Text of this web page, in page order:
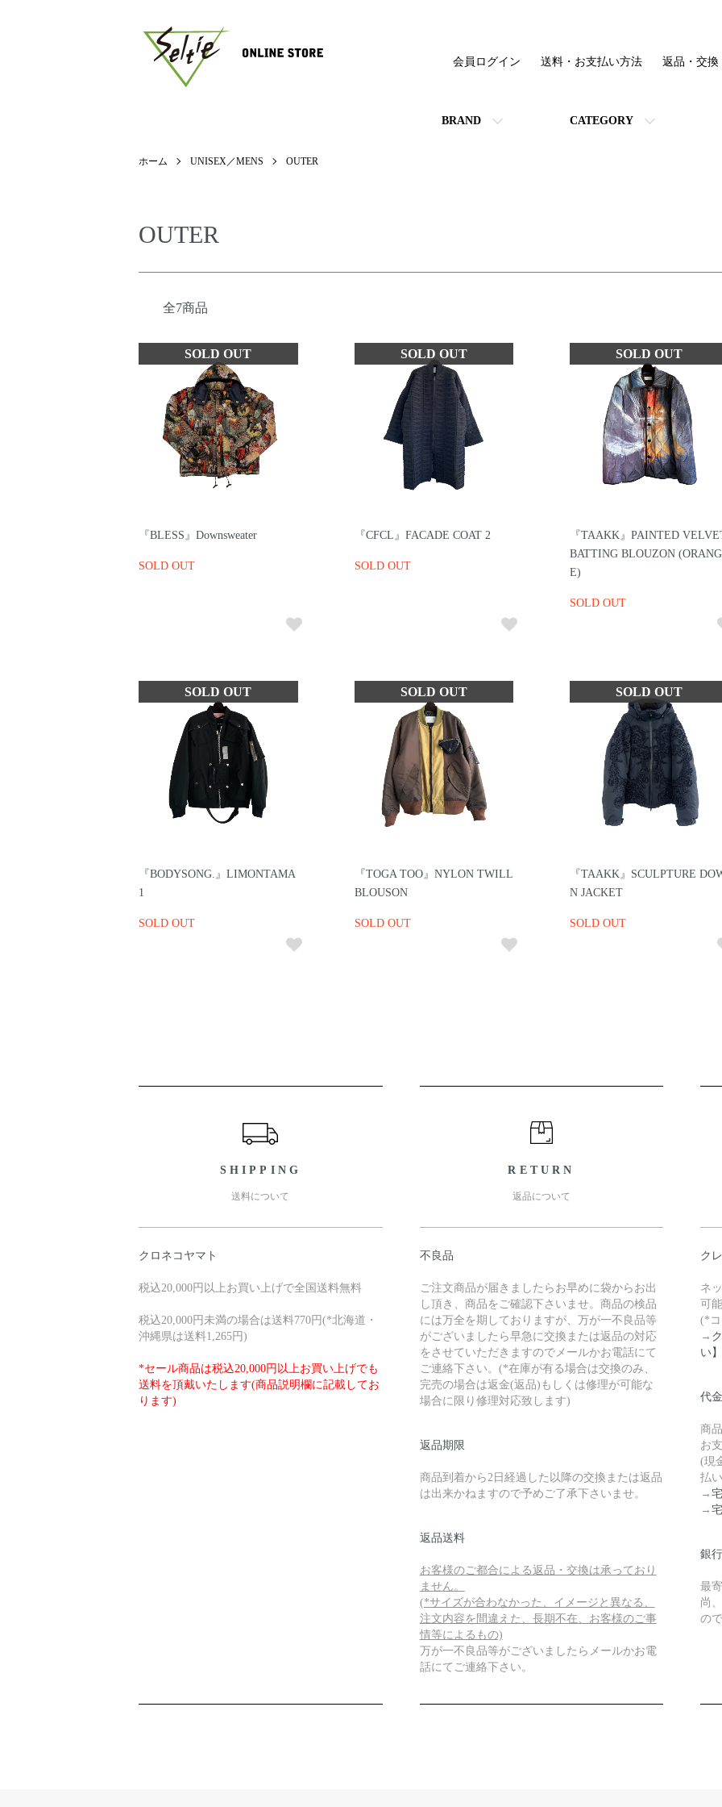
BRAND CATEGORY
会員ログイン 送料・お支払い方法 返品・交換
ホーム UNISEX／MENS OUTER
OUTER
全7商品
『BLESS』Downsweater
SOLD OUT
『CFCL』FACADE COAT 2
SOLD OUT
『TAAKK』PAINTED
BATTING BLOUZON (ORANG
E)
SOLD OUT
『BODYSONG.』LIMONTAMA
1
SOLD OUT
『TOGA TOO』NYLON TWILL
BLOUSON
SOLD OUT
『TAAKK』SCULPTURE
N JACKET
SOLD OUT
SHIPPING
送料について
クロネコヤマト
税込20,000円以上お買い上げで全国送料無料
税込20,000円未満の場合は送料770円(*北海道・
沖縄県は送料1,265円)
*セール商品は税込20,000円以上お買い上げでも
送料を頂戴いたします(商品説明欄に記載してお
ります)
RETURN
返品について
不良品
ご注文商品が届きましたらお早めに袋からお出
し頂き、商品をご確認下さいませ。商品の検品
には万全を期しておりますが、万が一不良品等
がございましたら早急に交換または返品の対応
をさせていただきますのでメールかお電話にて
ご連絡下さい。(*在庫が有る場合は交換のみ、
完売の場合は返金(返品)もしくは修理が可能な
場合に限り修理対応致します)
返品期限
商品到着から2日経過した以降の交換または返品
は出来かねますので予めご了承下さいませ。
返品送料
お客様のご都合による返品・交換は承っており
ません。
(*サイズが合わなかった、イメージと異なる、
注文内容を間違えた、長期不在、お客様のご事
情等によるもの)
万が一不良品等がございましたらメールかお電
話にてご連絡下さい。
ク
ネ
可
(*
→
い
代
商
お
(現
払
→
→
銀
最
尚
の